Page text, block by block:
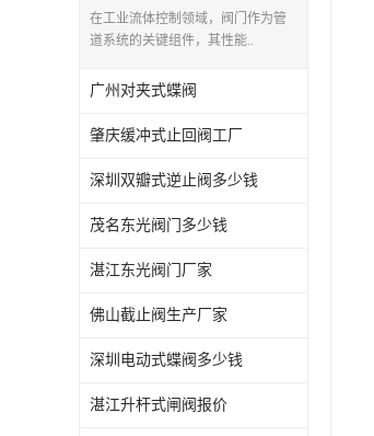
在工业流体控制领域，阀门作为管
道系统的关键组件，其性能..
广州对夹式蝶阀
肇庆缓冲式止回阀工厂
深圳双瓣式逆止阀多少钱
茂名东光阀门多少钱
湛江东光阀门厂家
佛山截止阀生产厂家
深圳电动式蝶阀多少钱
湛江升杆式闸阀报价